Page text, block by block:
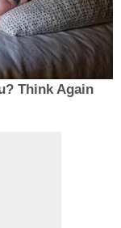
Think Again